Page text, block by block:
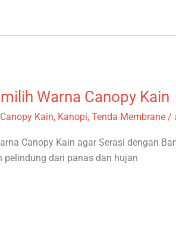
Warna Canopy Kain
Canopy Kain, Kanopi, Tenda Membrane/
Canopy Kain agar Serasi dengan
pelindung dari panas dan hujan